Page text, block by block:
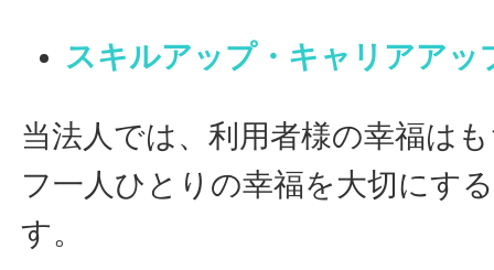
スキルアップ・キャリアアッ
当法人では、利用者様の幸福は
フ一人ひとりの幸福を大切にす
す。